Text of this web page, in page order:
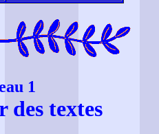
1
des textes